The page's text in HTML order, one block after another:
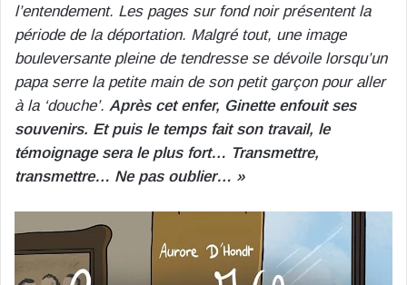
l’entendement. Les pages sur fond noir présentent la
période de la déportation. Malgré tout, une image
bouleversante pleine de tendresse se dévoile lorsqu’un
papa serre la petite main de son petit garçon pour aller
à la ‘douche’. Après cet enfer, Ginette enfouit ses
souvenirs. Et puis le temps fait son travail, le
témoignage sera le plus fort… Transmettre,
transmettre… Ne pas oublier… »